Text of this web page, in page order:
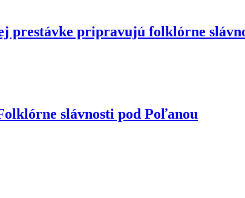
prestávke pripravujú folklórne
slávnosti pod Poľanou